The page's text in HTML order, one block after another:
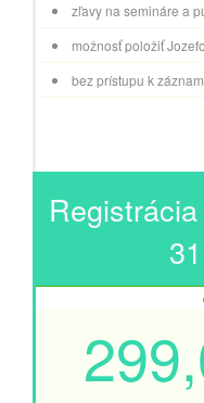
zľavy na semináre a
možnosť položiť
bez prístupu k